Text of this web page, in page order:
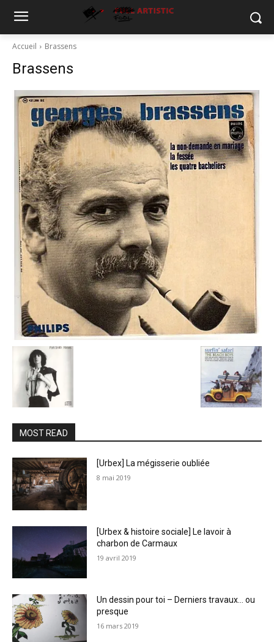
Accueil Brassens
Brassens
MOST READ
[Urbex] La mégisserie oubliée
8 mai 2019
[Urbex & histoire sociale] Le lavoir à
charbon de Carmaux
19 avril 2019
Un dessin pour toi – Derniers travaux… ou
presque
16 mars 2019